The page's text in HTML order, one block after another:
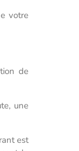
votre
de
une
est